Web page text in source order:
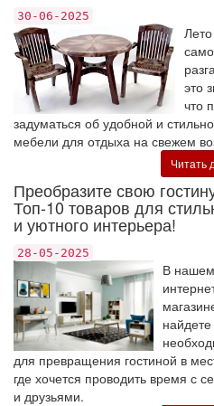
30-06-2025
это
что
задуматься об удобной и
мебели для отдыха на свежем
Читать
Преобразите свою
Топ-10 товаров для
и уютного интерьера!
28-05-2025
В нашем
для превращения гостиной в
где хочется проводить время с
и друзьями.